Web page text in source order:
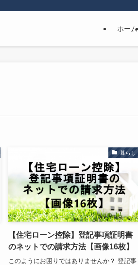
ホーム
暮らし
【住宅ローン控除】登記事項証明書
のネットでの請求方法【画像16枚】
このようにお困りではありませんか？ 登記事